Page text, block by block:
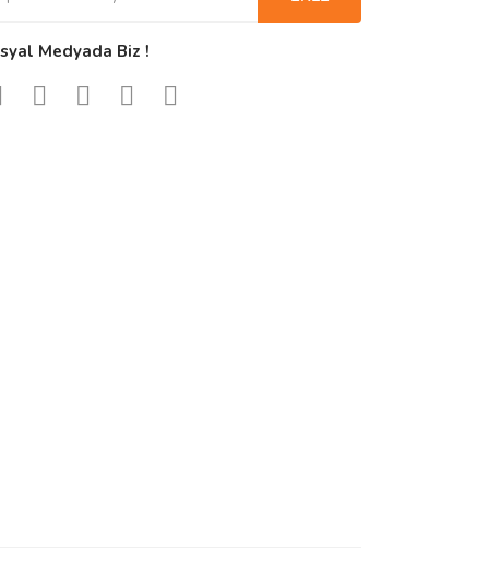
Medyada Biz !